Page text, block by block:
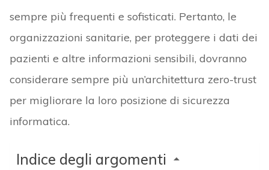
Indice degli argomenti
Medical Devices in a Zero-Trust Architecture
L’Architettura Zero-trust
Programmi di gestione dei dispositivi medici
Modello Zero-trust
Dispositivo
Applicazioni